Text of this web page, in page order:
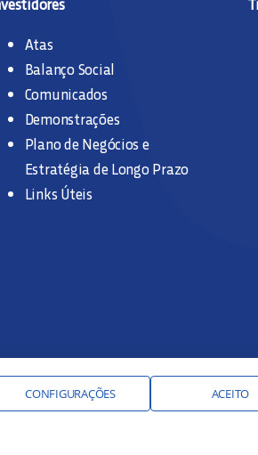
Atas
Balanço Social
Comunicados
Demonstrações
Plano de Negócios e
Estratégia de Longo Prazo
Links Úteis
CONFIGURAÇÕES ACEITO